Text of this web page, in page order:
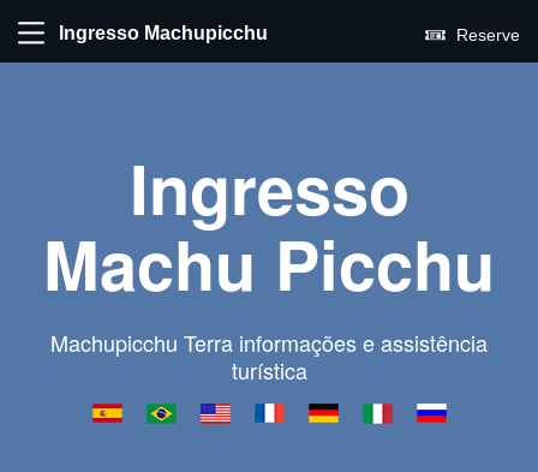
Ingresso Machupicchu Reserve
Ingresso
Machu Picchu
Machupicchu Terra informações e assistência
turística